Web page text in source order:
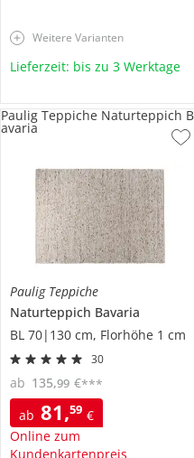
Weitere Varianten
Lieferzeit: bis zu 3 Werktage
Paulig Teppiche
Naturteppich Bavaria
BL 70|130 cm, Florhöhe 1 cm
30
ab 81,59 €
Online zum
Kundenkartenpreis
ab 135,99 €***
Paulig Teppiche Naturteppich B
avaria